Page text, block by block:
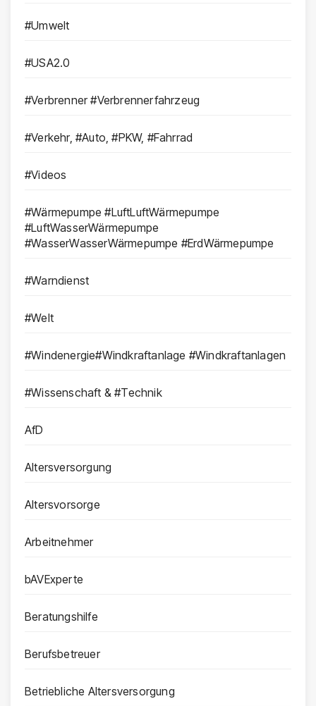
#Umwelt
#USA2.0
#Verbrenner #Verbrennerfahrzeug
#Verkehr, #Auto, #PKW, #Fahrrad
#Videos
#Wärmepumpe #LuftLuftWärmepumpe
#LuftWasserWärmepumpe
#WasserWasserWärmepumpe #ErdWärmepumpe
#Warndienst
#Welt
#Windenergie#Windkraftanlage #Windkraftanlagen
#Wissenschaft & #Technik
AfD
Altersversorgung
Altersvorsorge
Arbeitnehmer
bAVExperte
Beratungshilfe
Berufsbetreuer
Betriebliche Altersversorgung